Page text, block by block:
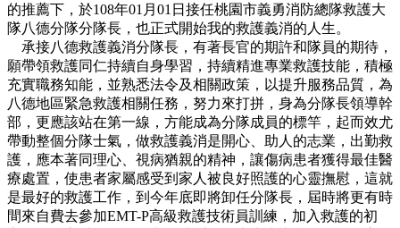
的推薦下，於108年01月01日接任桃園市義勇消防總隊救護大
隊八德分隊分隊長，也正式開始我的救護義消的人生。
承接八德救護義消分隊長，有著長官的期許和隊員的期待，
願帶領救護同仁持續自身學習，持續精進專業救護技能，積極
充實職務知能，並熟悉法令及相關政策，以提升服務品質，為
八德地區緊急救護相關任務，努力來打拼，身為分隊長領導幹
部，更應該站在第一線，方能成為分隊成員的標竿，起而效尤
帶動整個分隊士氣，做救護義消是開心、助人的志業，出勤救
護，應本著同理心、視病猶親的精神，讓傷病患者獲得最佳醫
療處置，使患者家屬感受到家人被良好照護的心靈撫慰，這就
是最好的救護工作，到今年底即將卸任分隊長，屆時將更有時
間來自費去參加EMT-P高級救護技術員訓練，加入救護的初